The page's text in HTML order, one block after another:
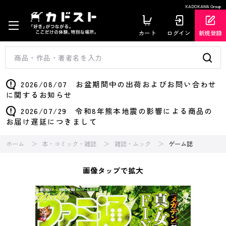
KADOKAWA Group
カート ログイン 新規登録
2026/08/07 お盆期間中の出荷およびお問い合わせ
に関するお知らせ
2026/07/29 令和8年熊本地震の影響による商品の
お届け遅延につきまして
ホーム 本・コミック・雑誌 雑誌・ムック ゲーム誌
画像タップで拡大